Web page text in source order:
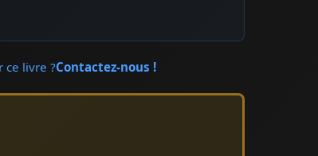
ce livre ?Contactez-nous !